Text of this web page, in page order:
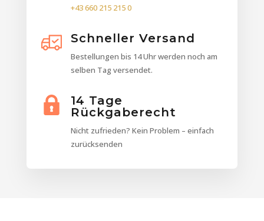
+43 660 215 215 0
Schneller Versand
Bestellungen bis 14 Uhr werden noch am
selben Tag versendet.
14 Tage
Rückgaberecht
Nicht zufrieden? Kein Problem – einfach
zurücksenden